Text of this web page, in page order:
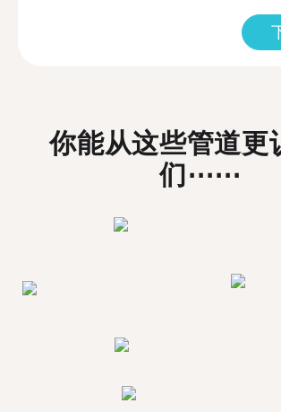
你能从这些管道更
们⋯⋯